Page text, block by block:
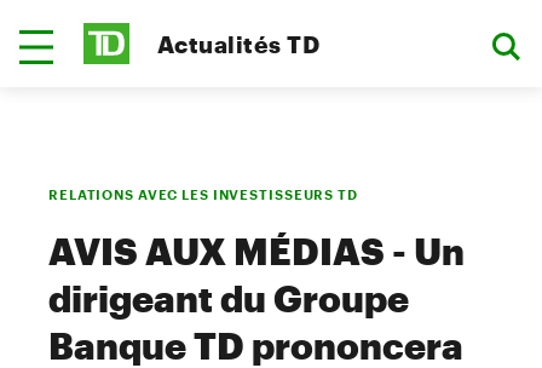
Actualités TD
RELATIONS AVEC LES INVESTISSEURS TD
AVIS AUX MÉDIAS - Un
dirigeant du Groupe
Banque TD prononcera